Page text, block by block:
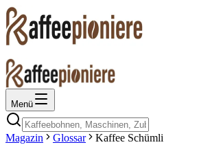
Menü
Magazin Glossar Kaffee Schümli